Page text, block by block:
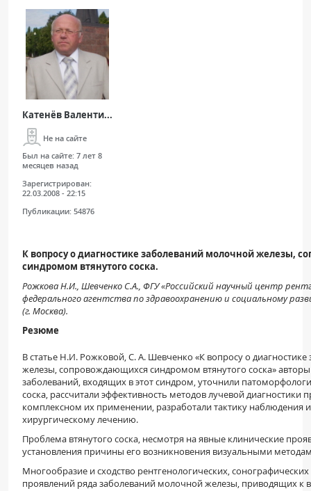
Катенёв Валенти...
Не на сайте
Был на сайте: 7 лет 8
месяцев назад
Зарегистрирован:
22.03.2008 - 22:15
Публикации: 54876
К вопросу о диагностике заболеваний молочной железы,
синдромом втянутого соска.
Рожкова Н.И., Шевченко С.А., ФГУ «Российский научный центр
федерального агентства по здравоохранению и социальному
(г. Москва).
Резюме
В статье Н.И. Рожковой, С. А. Шевченко «К вопросу о
железы, сопровождающихся синдромом втянутого соска»
заболеваний, входящих в этот синдром, уточнили
соска, рассчитали эффективность методов лучевой диагностики
комплексном их применении, разработали тактику наблюдения
хирургическому лечению.
Проблема втянутого соска, несмотря на явные клинические
установления причины его возникновения визуальными
Многообразие и сходство рентгенологических,
проявлений ряда заболеваний молочной железы, приводящих к